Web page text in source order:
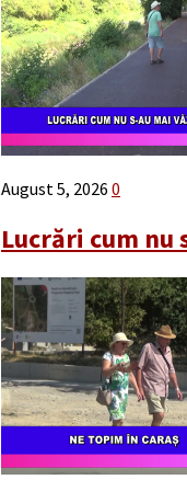
August 5, 2026 0
Lucrări cum nu